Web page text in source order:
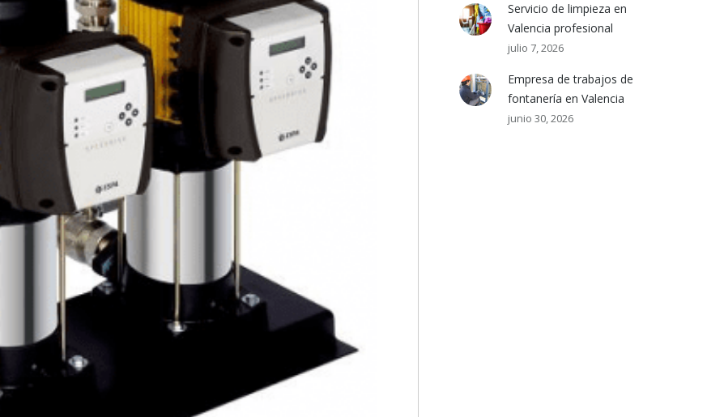
Servicio de limpieza en
Valencia profesional
julio 7, 2026
Empresa de trabajos de
fontanería en Valencia
junio 30, 2026